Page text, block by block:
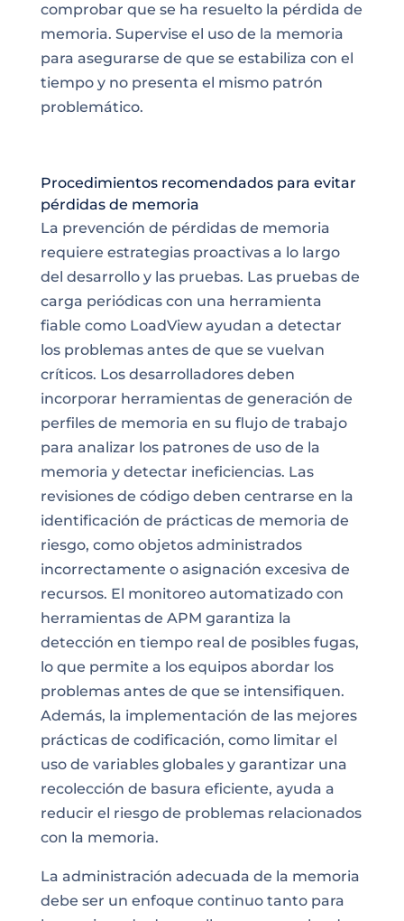
comprobar que se ha resuelto la pérdida de
memoria. Supervise el uso de la memoria
para asegurarse de que se estabiliza con el
tiempo y no presenta el mismo patrón
problemático.
Procedimientos recomendados para evitar
pérdidas de memoria
La prevención de pérdidas de memoria
requiere estrategias proactivas a lo largo
del desarrollo y las pruebas. Las pruebas de
carga periódicas con una herramienta
fiable como LoadView ayudan a detectar
los problemas antes de que se vuelvan
críticos. Los desarrolladores deben
incorporar herramientas de generación de
perfiles de memoria en su flujo de trabajo
para analizar los patrones de uso de la
memoria y detectar ineficiencias. Las
revisiones de código deben centrarse en la
identificación de prácticas de memoria de
riesgo, como objetos administrados
incorrectamente o asignación excesiva de
recursos. El monitoreo automatizado con
herramientas de APM garantiza la
detección en tiempo real de posibles fugas,
lo que permite a los equipos abordar los
problemas antes de que se intensifiquen.
Además, la implementación de las mejores
prácticas de codificación, como limitar el
uso de variables globales y garantizar una
recolección de basura eficiente, ayuda a
reducir el riesgo de problemas relacionados
con la memoria.
La administración adecuada de la memoria
debe ser un enfoque continuo tanto para